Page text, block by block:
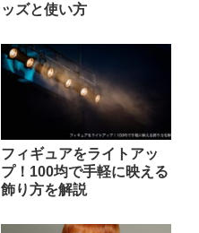
ッズと使い方
フィギュアをライトアッ
プ！100均で手軽に映える
飾り方を解説